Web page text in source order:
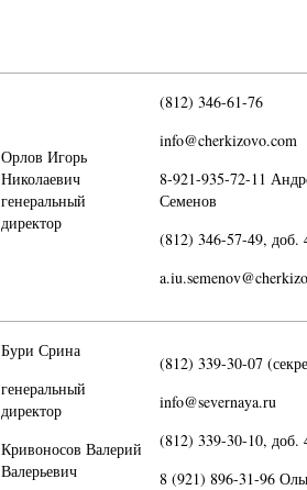
Орлов Игорь
Николаевич
генеральный
директор
(812) 346-61-76
info@cherkizovo.com
8-921-935-72-11
Семенов
(812) 346-57-49, доб.
Бури Срина
генеральный
директор
Кривоносов Валерий
Валерьевич
(812) 339-30-07
info@severnaya.ru
(812) 339-30-10, доб.
8 (921) 896-31-96